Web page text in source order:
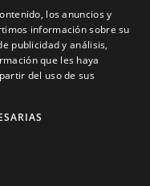
los anuncios y
información sobre su
publicidad y análisis,
que les haya
del uso de sus